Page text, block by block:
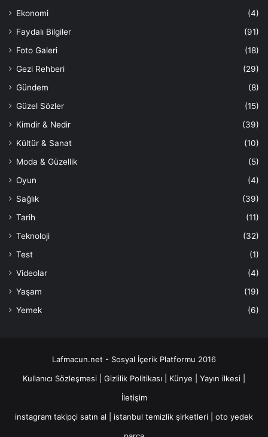
Ekonomi
(4)
Faydalı Bilgiler
(91)
Foto Galeri
(18)
Gezi Rehberi
(29)
Gündem
(8)
Güzel Sözler
(15)
Kimdir & Nedir
(39)
Kültür & Sanat
(10)
Moda & Güzellik
(5)
Oyun
(4)
Sağlık
(39)
Tarih
(11)
Teknoloji
(32)
Test
(1)
Videolar
(4)
Yaşam
(19)
Yemek
(6)
Lafmacun.net - Sosyal İçerik Platformu 2016
Kullanıcı Sözleşmesi
Gizlilik Politikası Künye Yayın ilkesi
İletişim
instagram takipçi satın al
istanbul temizlik şirketleri
oto yedek